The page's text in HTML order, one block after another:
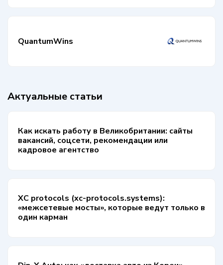
QuantumWins
Актуальные статьи
Как искать работу в Великобритании: сайты
вакансий, соцсети, рекомендации или
кадровое агентство
XC protocols (xc-protocols.systems):
«межсетевые мосты», которые ведут только в
один карман